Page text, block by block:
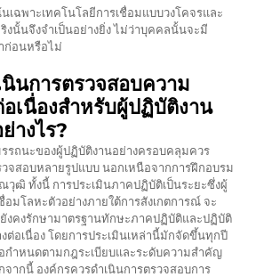
นเฉพาะเทคโนโลยีการเชื่อมแบบวงโคจรและ
นั้นจึงจำเป็นอย่างยิ่ง ไม่ว่าบุคคลนั้นจะมี
ก่อนหรือไม่
นการตรวจสอบความ
เนื่องสำหรับผู้ปฏิบัติงาน
างไร?
รถนะของผู้ปฏิบัติงานอย่างครอบคลุมควร
จสอบหลายรูปแบบ นอกเหนือจากการฝึกอบรม
วุฒิ ทั้งนี้ การประเมินภาคปฏิบัติเป็นระยะซึ่งผู้
อมโลหะตัวอย่างภายใต้การสังเกตการณ์ จะ
งคงรักษามาตรฐานทักษะภาคปฏิบัติและปฏิบัติ
อเนื่อง โดยการประเมินเหล่านี้มักจัดขึ้นทุกปี
ำหนดตามกฎระเบียบและระดับความสำคัญ
ากนี้ องค์กรควรดำเนินการตรวจสอบการ